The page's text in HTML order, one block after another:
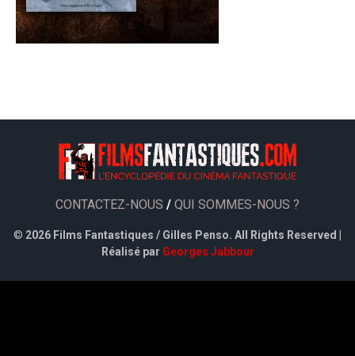
CONTACTEZ-NOUS / QUI SOMMES-NOUS ?
© 2026 Films Fantastiques / Gilles Penso. All Rights Reserved |
Réalisé par Georges Jabbour